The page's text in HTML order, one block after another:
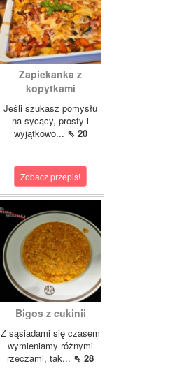
Zapiekanka z
kopytkami
Jeśli szukasz pomysłu
na sycący, prosty i
wyjątkowo... ⇖ 20
Zobacz przepis!
Bigos z cukinii
Z sąsiadami się czasem
wymieniamy różnymi
rzeczami, tak... ⇖ 28